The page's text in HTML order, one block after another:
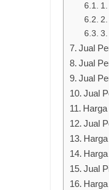
Jual
Jual
Jual
Jual
Jual
Jual